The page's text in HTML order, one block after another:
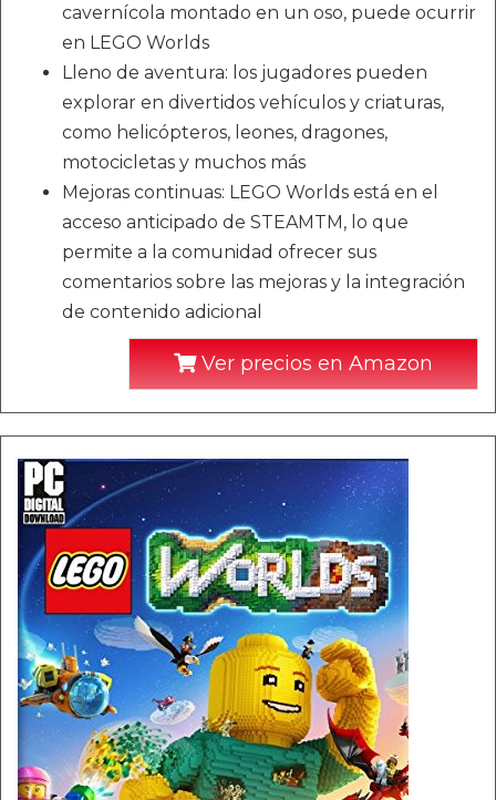
cavernícola montado en un oso, puede ocurrir
en LEGO Worlds
Lleno de aventura: los jugadores pueden
explorar en divertidos vehículos y criaturas,
como helicópteros, leones, dragones,
motocicletas y muchos más
Mejoras continuas: LEGO Worlds está en el
acceso anticipado de STEAMTM, lo que
permite a la comunidad ofrecer sus
comentarios sobre las mejoras y la integración
de contenido adicional
Ver precios en Amazon